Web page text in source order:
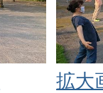
拡大